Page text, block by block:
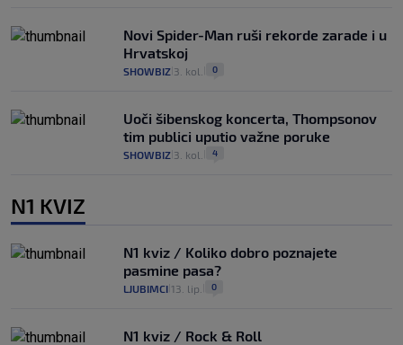
Novi Spider-Man ruši rekorde zarade i u
Hrvatskoj
SHOWBIZ 3. kol. 0
Uoči šibenskog koncerta, Thompsonov
tim publici uputio važne poruke
SHOWBIZ 3. kol. 4
N1 KVIZ
N1 kviz / Koliko dobro poznajete
pasmine pasa?
LJUBIMCI 13. lip. 0
N1 kviz / Rock & Roll